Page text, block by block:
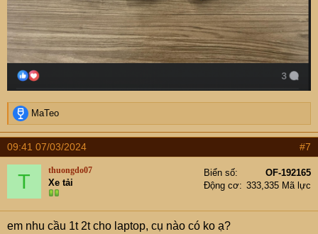
R
e
a
c
t
n
s
:
MaTeo
09:41 07/03/2024 #7
T thuongdo07
Xe tải
Biển số
OF-192165
Động cơ
333,335 Mã lực
em nhu cầu 1t 2t cho laptop, cụ nào có ko ạ?